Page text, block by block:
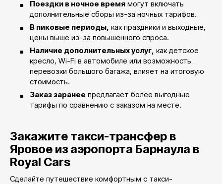
Поездки в ночное время могут включать
дополнительные сборы из-за ночных тарифов.
В пиковые периоды, как праздники и выходные,
цены выше из-за повышенного спроса.
Наличие дополнительных услуг, как детское
кресло, Wi-Fi в автомобиле или возможность
перевозки большого багажа, влияет на итоговую
стоимость.
Заказ заранее предлагает более выгодные
тарифы по сравнению с заказом на месте.
Закажите такси-трансфер в
Яровое из аэропорта Барнаула в
Royal Cars
Сделайте путешествие комфортным с такси-